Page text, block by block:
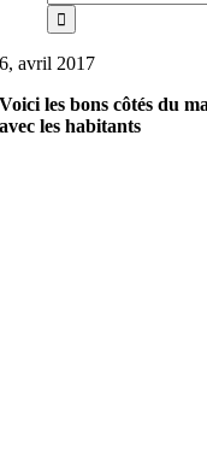
6, avril 2017
Voici les bons côtés du
avec les habitants